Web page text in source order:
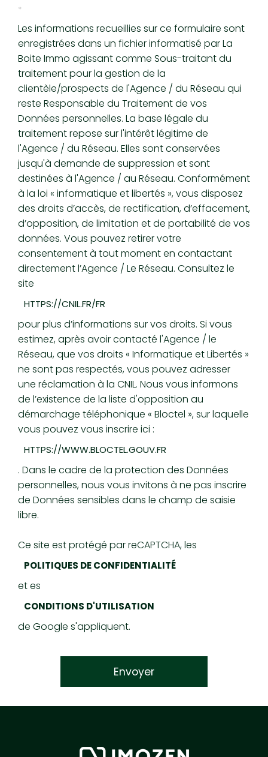
STATISTIQUES
Nombre d'habitants
Propriétaires (vs. locataires)
Taxe habitation
Taxe foncière
23,90 %
Habitants de moins de 25 ans
27,81 %
Habitants de 25 à 55 ans
Habitants de plus de 55 ans
Nombre d'enfants par famille
Familles sans enfant
Familles avec 1 ou 2 enfants
1,06 %
Maisons
Appartements
77,43 %
Familles avec 3 enfants
*
Les informations recueillies sur ce formulaire sont
enregistrées dans un fichier informatisé par La
Boite Immo agissant comme Sous-traitant du
traitement pour la gestion de la
clientèle/prospects de l'Agence / du Réseau qui
reste Responsable du Traitement de vos
Données personnelles. La base légale du
traitement repose sur l'intérêt légitime de
l'Agence / du Réseau. Elles sont conservées
jusqu'à demande de suppression et sont
destinées à l'Agence / au Réseau. Conformément
à la loi « informatique et libertés », vous disposez
des droits d’accès, de rectification, d’effacement,
d’opposition, de limitation et de portabilité de vos
données. Vous pouvez retirer votre
consentement à tout moment en contactant
directement l’Agence / Le Réseau. Consultez le
site
HTTPS://CNIL.FR/FR
pour plus d’informations sur vos droits. Si vous
estimez, après avoir contacté l'Agence / le
Réseau, que vos droits « Informatique et Libertés »
ne sont pas respectés, vous pouvez adresser
une réclamation à la CNIL. Nous vous informons
de l’existence de la liste d'opposition au
démarchage téléphonique « Bloctel », sur laquelle
vous pouvez vous inscrire ici :
HTTPS://WWW.BLOCTEL.GOUV.FR
. Dans le cadre de la protection des Données
personnelles, nous vous invitons à ne pas inscrire
de Données sensibles dans le champ de saisie
libre.
Ce site est protégé par reCAPTCHA, les
POLITIQUES DE CONFIDENTIALITÉ
et es
CONDITIONS D'UTILISATION
de Google s'appliquent.